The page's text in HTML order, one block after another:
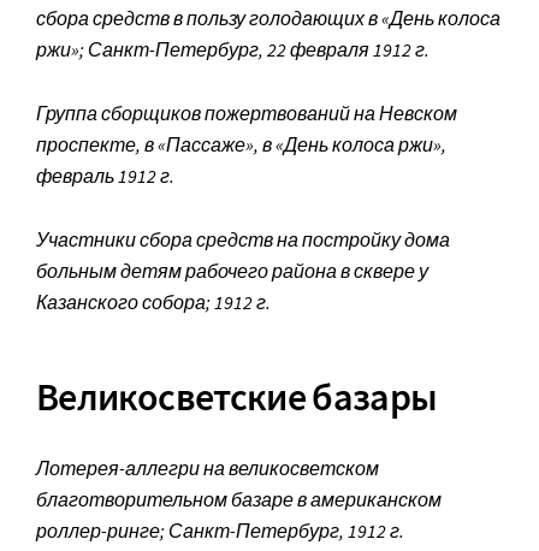
сбора средств в пользу голодающих в «День колоса
ржи»; Санкт-Петербург, 22 февраля 1912 г.
Группа сборщиков пожертвований на Невском
проспекте, в «Пассаже», в «День колоса ржи»,
февраль 1912 г.
Участники сбора средств на постройку дома
больным детям рабочего района в сквере у
Казанского собора; 1912 г.
Великосветские базары
Лотерея-аллегри на великосветском
благотворительном базаре в американском
роллер-ринге; Санкт-Петербург, 1912 г.